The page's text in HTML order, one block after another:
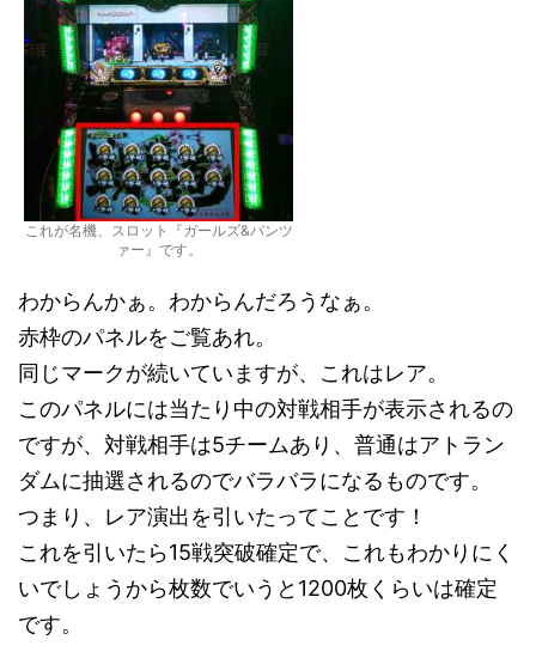
これが名機、スロット『ガールズ&パンツ
ァー』です。
わからんかぁ。わからんだろうなぁ。
赤枠のパネルをご覧あれ。
同じマークが続いていますが、これはレア。
このパネルには当たり中の対戦相手が表示されるの
ですが、対戦相手は5チームあり、普通はアトラン
ダムに抽選されるのでバラバラになるものです。
つまり、レア演出を引いたってことです！
これを引いたら15戦突破確定で、これもわかりにく
いでしょうから枚数でいうと1200枚くらいは確定
です。